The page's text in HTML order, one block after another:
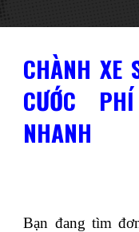
CHÀNH XE
CƯỚC
NHANH
Bạn đang tìm